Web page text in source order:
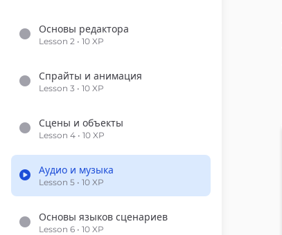
Основы редактора
Lesson 2 • 10 XP
Спрайты и анимация
Lesson 3 • 10 XP
Сцены и объекты
Lesson 4 • 10 XP
Аудио и музыка
Lesson 5 • 10 XP
Основы языков сценариев
Lesson 6 • 10 XP